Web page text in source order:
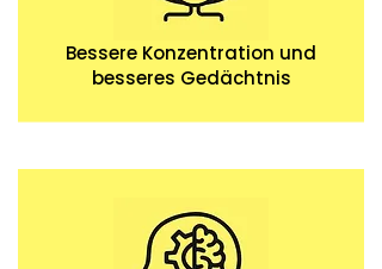
Bessere Konzentration und
besseres Gedächtnis